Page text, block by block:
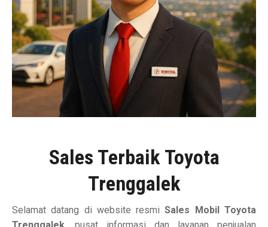
Sales Terbaik Toyota
Trenggalek
Selamat datang di website resmiSales Mobil Toyota